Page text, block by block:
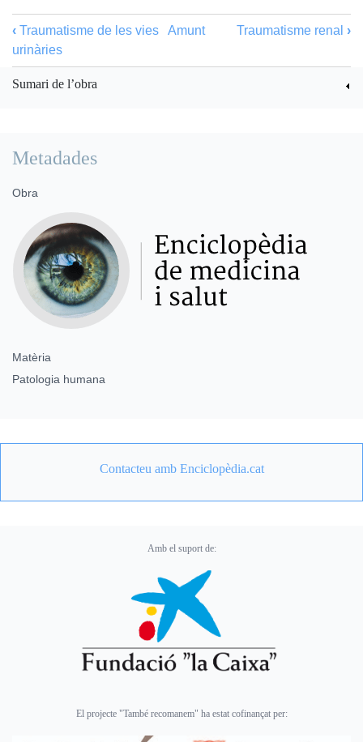
‹ Traumatisme de les vies
urinàries
Amunt Traumatisme renal ›
Sumari de l’obra
Metadades
Obra
Matèria
Patologia humana
Contacteu amb Enciclopèdia.cat
Amb el suport de:
El projecte "També recomanem" ha estat cofinançat per: